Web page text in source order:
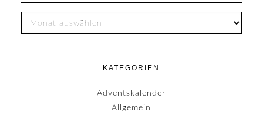
KATEGORIEN
Adventskalender
Allgemein